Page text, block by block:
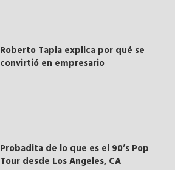
Roberto Tapia explica por qué se
convirtió en empresario
Probadita de lo que es el 90’s Pop
Tour desde Los Angeles, CA